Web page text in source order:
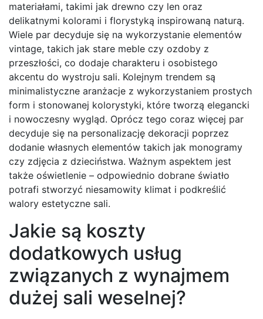
materiałami, takimi jak drewno czy len oraz
delikatnymi kolorami i florystyką inspirowaną naturą.
Wiele par decyduje się na wykorzystanie elementów
vintage, takich jak stare meble czy ozdoby z
przeszłości, co dodaje charakteru i osobistego
akcentu do wystroju sali. Kolejnym trendem są
minimalistyczne aranżacje z wykorzystaniem prostych
form i stonowanej kolorystyki, które tworzą elegancki
i nowoczesny wygląd. Oprócz tego coraz więcej par
decyduje się na personalizację dekoracji poprzez
dodanie własnych elementów takich jak monogramy
czy zdjęcia z dzieciństwa. Ważnym aspektem jest
także oświetlenie – odpowiednio dobrane światło
potrafi stworzyć niesamowity klimat i podkreślić
walory estetyczne sali.
Jakie są koszty
dodatkowych usług
związanych z wynajmem
dużej sali weselnej?